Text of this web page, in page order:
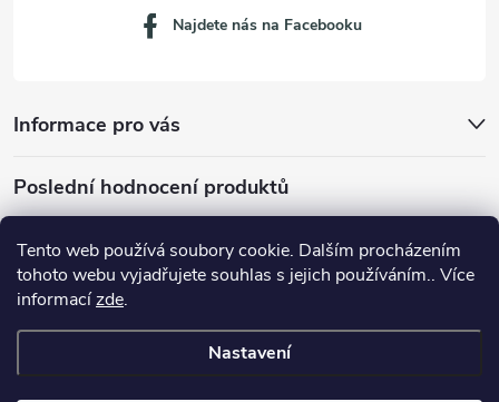
Tento web používá soubory cookie. Dalším procházením
tohoto webu vyjadřujete souhlas s jejich používáním.. Více
informacízde.
Nastavení
Informace pro vás
Najdete nás na Facebooku
Poslední hodnocení produktů
Dávkovací lžička na mletou kávu 53132C8134